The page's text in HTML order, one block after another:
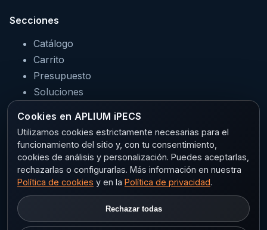
Secciones
Catálogo
Carrito
Presupuesto
Soluciones
Sectores
Legal
Aviso legal
Cookies en APLIUM iPECS
Utilizamos cookies estrictamente necesarias para el
funcionamiento del sitio y, con tu consentimiento,
cookies de análisis y personalización. Puedes aceptarlas,
rechazarlas o configurarlas. Más información en nuestra
Política de cookies y en la Política de privacidad.
Rechazar todas